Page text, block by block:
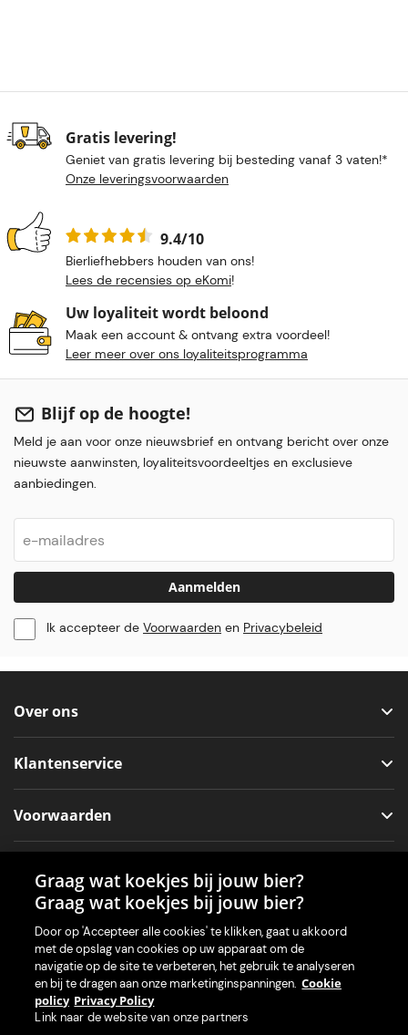
Gratis levering!
Geniet van gratis levering bij besteding vanaf 3 vaten!*
Onze leveringsvoorwaarden
9.4/10
Bierliefhebbers houden van ons!
Lees de recensies op eKomi!
Uw loyaliteit wordt beloond
Maak een account & ontvang extra voordeel!
Leer meer over ons loyaliteitsprogramma
Blijf op de hoogte!
Meld je aan voor onze nieuwsbrief en ontvang bericht over onze
nieuwste aanwinsten, loyaliteitsvoordeeltjes en exclusieve
aanbiedingen.
Aanmelden
Ik accepteer de Voorwaarden en Privacybeleid
Over ons
Klantenservice
Voorwaarden
Onze app voor je machine
Graag wat koekjes bij jouw bier?
Graag wat koekjes bij jouw bier?
Door op 'Accepteer alle cookies' te klikken, gaat u akkoord
met de opslag van cookies op uw apparaat om de
navigatie op de site te verbeteren, het gebruik te analyseren
en bij te dragen aan onze marketinginspanningen. Cookie
policy Privacy Policy
Link naar de website van onze partners